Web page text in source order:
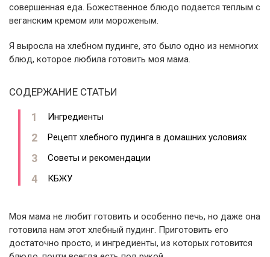
совершенная еда. Божественное блюдо подается теплым с
веганским кремом или мороженым.
Я выросла на хлебном пудинге, это было одно из немногих
блюд, которое любила готовить моя мама.
СОДЕРЖАНИЕ СТАТЬИ
Ингредиенты
Рецепт хлебного пудинга в домашних условиях
Советы и рекомендации
КБЖУ
Моя мама не любит готовить и особенно печь, но даже она
готовила нам этот хлебный пудинг. Приготовить его
достаточно просто, и ингредиенты, из которых готовится